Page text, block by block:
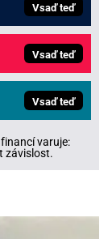
Vsaď teď
Vsaď teď
Vsaď teď
varuje:
závislost.